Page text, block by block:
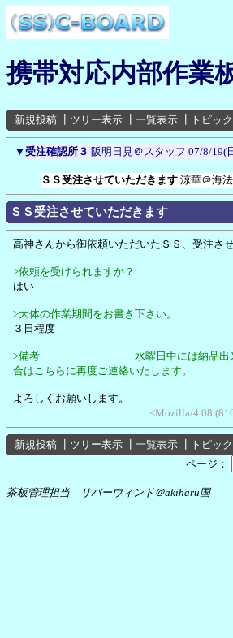
携帯対応内部作業
新規投稿 ツリー表示 一覧表示 トピッ
▼ 受注確認所３ 阪明日見＠スタッフ 07/8/19(
ＳＳ受注させていただきます 涼華＠海
ＳＳ受注させていただきます
高神さんから御依頼いただいたＳＳ、受注さ
>依頼を受けられますか？
はい
>大体の作業期間をお書き下さい。
３日程度
>備考 水曜日中には納品出来ると思
合はこちらに再度ご連絡いたします。
よろしくお願いします。
<Mozilla/4.08
新規投稿 ツリー表示 一覧表示 トピッ
ページ：
茶板管理担当 リバーウィンド＠akiharu国